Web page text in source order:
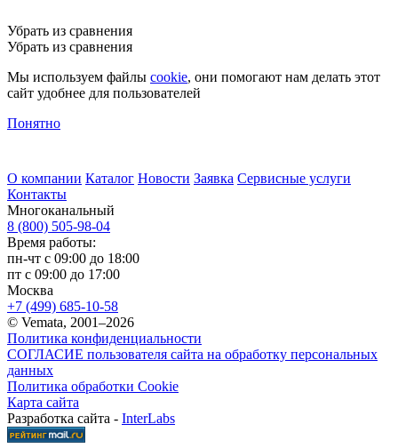
Убрать из сравнения
Убрать из сравнения
Мы используем файлы cookie, они помогают нам делать этот
сайт удобнее для пользователей
Понятно
О компании Каталог Новости Заявка Сервисные услуги
Контакты
Многоканальный
8 (800) 505-98-04
Время работы:
пн-чт с 09:00 до 18:00
пт с 09:00 до 17:00
Москва
+7 (499) 685-10-58
© Vemata, 2001–2026
Политика конфиденциальности
СОГЛАСИЕ пользователя сайта на обработку персональных
данных
Политика обработки Cookie
Карта сайта
Разработка сайта - InterLabs